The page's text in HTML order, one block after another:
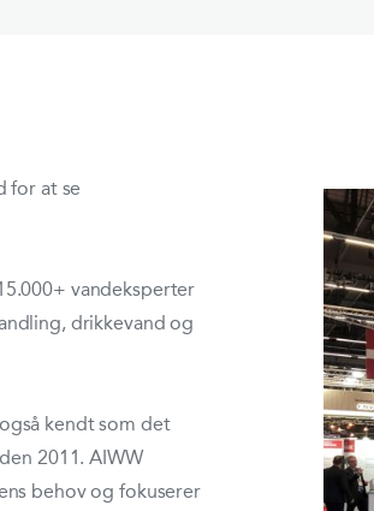
for at se
vandeksperter
drikkevand og
kendt som det
2011. AIWW
behov og fokuserer